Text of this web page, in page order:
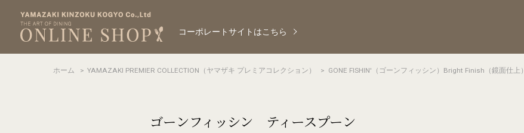
コーポレートサイトはこちら
ホーム > YAMAZAKI PREMIER COLLECTION（ヤマザキ プレミアコレクション） > GONE FISHIN'（ゴーンフィッシン）Bright Finish（鏡面仕上）
ゴーンフィッシン ティースプーン